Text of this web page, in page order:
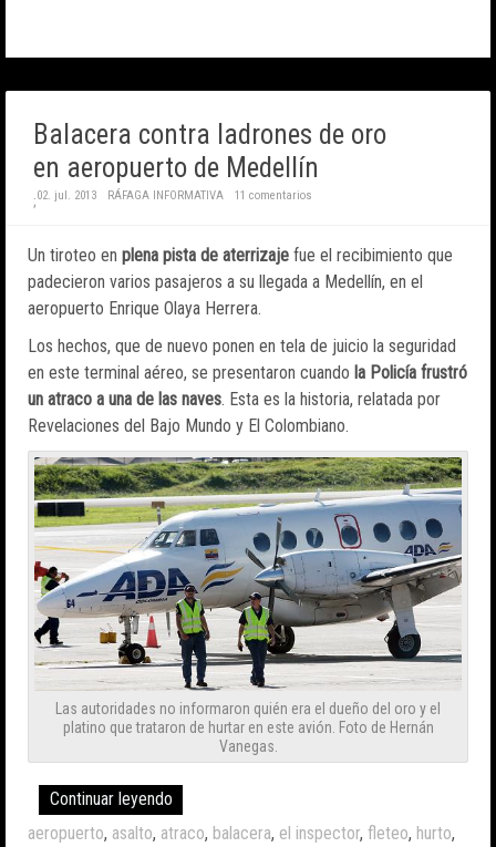
Balacera contra ladrones de oro
en aeropuerto de Medellín
;02. jul. 2013 RÁFAGA INFORMATIVA 11 comentarios
Un tiroteo en plena pista de aterrizaje fue el recibimiento que
padecieron varios pasajeros a su llegada a Medellín, en el
aeropuerto Enrique Olaya Herrera.
Los hechos, que de nuevo ponen en tela de juicio la seguridad
en este terminal aéreo, se presentaron cuando la Policía frustró
un atraco a una de las naves. Esta es la historia, relatada por
Revelaciones del Bajo Mundo y El Colombiano.
Las autoridades no informaron quién era el dueño del oro y el
platino que trataron de hurtar en este avión. Foto de Hernán
Vanegas.
Continuar leyendo
aeropuerto, asalto, atraco, balacera, el inspector, fleteo, hurto,